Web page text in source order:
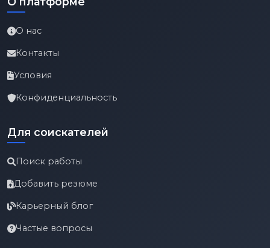
О нас
Контакты
Условия
Конфиденциальность
Для соискателей
Поиск работы
Добавить резюме
Карьерный блог
Частые вопросы